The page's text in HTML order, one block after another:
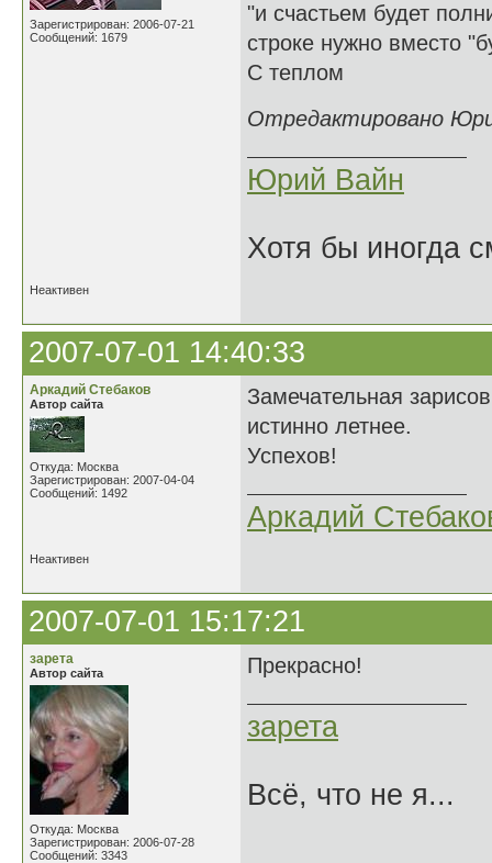
Зарегистрирован: 2006-07-21
Сообщений: 1679
"и счастьем будет
строке нужно вместо
С теплом
Отредактировано
Юрий Вайн
Хотя бы иногда
Неактивен
2007-07-01 14:40:33
Аркадий Стебаков
Автор сайта
Откуда: Москва
Зарегистрирован: 2007-04-04
Сообщений: 1492
Замечательная
истинно летнее.
Успехов!
Аркадий
Неактивен
2007-07-01 15:17:21
зарета
Автор сайта
Откуда: Москва
Зарегистрирован: 2006-07-28
Сообщений: 3343
Прекрасно!
зарета
Всё, что не я...